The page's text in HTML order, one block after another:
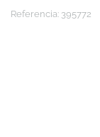
Referencia: 395772